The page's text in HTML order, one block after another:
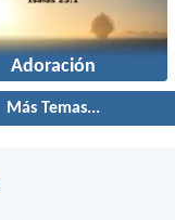
Adoración
Más Temas...